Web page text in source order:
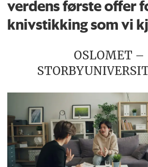
verdens første offer
knivstikking som vi
OSLOMET –